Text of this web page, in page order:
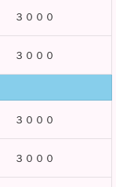
３０００
３０００
３０００
３０００